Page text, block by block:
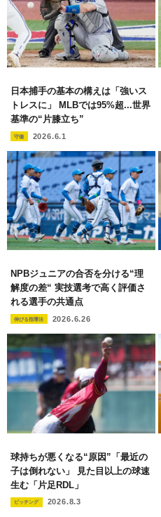
日本捕手の基本の構えは「強いス
トレスに」 MLBでは95%超...世界
基準の“片膝立ち”
守備 2026.6.1
NPBジュニアの合否を分ける“理
解度の差“ 実技選考で高く評価さ
れる選手の共通点
伸びる指導法 2026.6.26
球持ちが悪くなる“原因”「最近の
子は倒れない」 見た目以上の球速
生む「片足RDL」
ピッチング 2026.8.3